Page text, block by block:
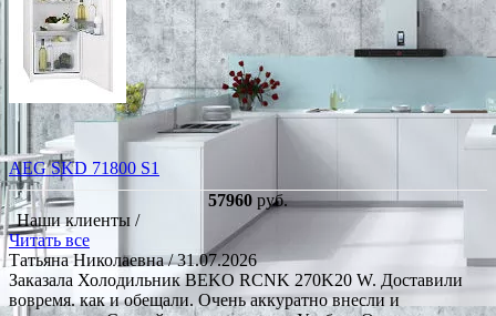
AEG SKD 71800 S1
57960 руб.
Наши клиенты /
Читать все
Татьяна Николаевна/ 31.07.2026
Заказала Холодильник BEKO RCNK 270K20 W. Доставили
вовремя. как и обещали. Очень аккуратно внесли и